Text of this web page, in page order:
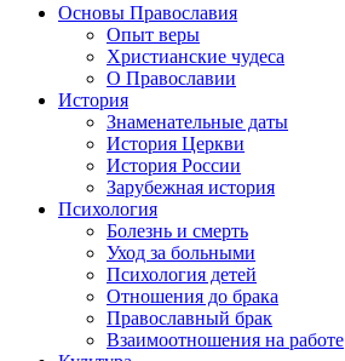
Основы Православия
Опыт веры
Христианские чудеса
О Православии
История
Знаменательные даты
История Церкви
История России
Зарубежная история
Психология
Болезнь и смерть
Уход за больными
Психология детей
Отношения до брака
Православный брак
Взаимоотношения на работе